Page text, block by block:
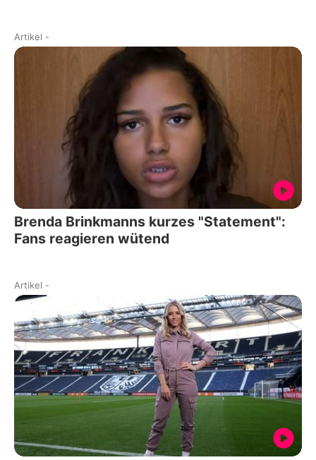
Artikel -
Brenda Brinkmanns kurzes "Statement":
Fans reagieren wütend
Artikel -